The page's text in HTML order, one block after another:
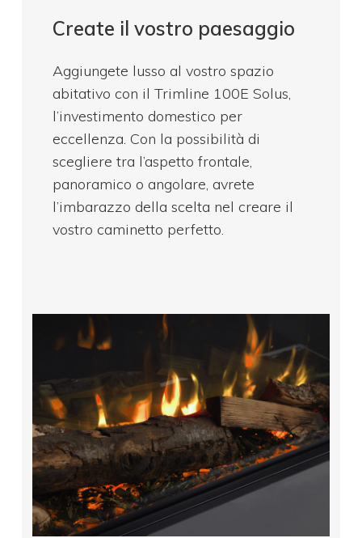
Create il vostro paesaggio
Aggiungete lusso al vostro spazio
abitativo con il Trimline 100E Solus,
l’investimento domestico per
eccellenza. Con la possibilità di
scegliere tra l’aspetto frontale,
panoramico o angolare, avrete
l’imbarazzo della scelta nel creare il
vostro caminetto perfetto.